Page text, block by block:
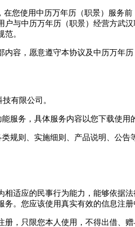
您使用中历万年历（职景）服务
与中历万年历（职景）经营方武
。
容，愿意遵守本协议及中历万年
有限公司。
服务，具体服务内容以您下载使用
规则、实施细则、产品说明、公告
适应的民事行为能力，能够依据
。您应该使用真实有效的信息注册
，只限您本人使用，不得出借、